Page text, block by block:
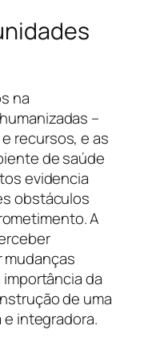
na
–
recursos, e as
de saúde
evidencia
obstáculos
A
da
de uma
integradora.